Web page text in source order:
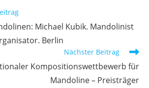
Michael Kubik. Mandolinist
Berlin
Nächster Beitrag
Kompositionswettbewerb für
Mandoline – Preisträger